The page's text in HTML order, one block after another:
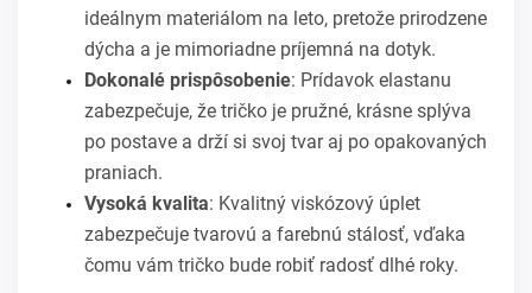
ideálnym materiálom na leto, pretože prirodzene
dýcha a je mimoriadne príjemná na dotyk.
Dokonalé prispôsobenie: Prídavok elastanu
zabezpečuje, že tričko je pružné, krásne splýva
po postave a drží si svoj tvar aj po opakovaných
praniach.
Vysoká kvalita: Kvalitný viskózový úplet
zabezpečuje tvarovú a farebnú stálosť, vďaka
čomu vám tričko bude robiť radosť dlhé roky.